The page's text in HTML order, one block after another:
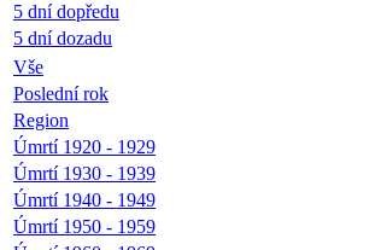
5 dní dopředu
5 dní dozadu
Vše
Poslední rok
Region
Úmrtí 1920 - 1929
Úmrtí 1930 - 1939
Úmrtí 1940 - 1949
Úmrtí 1950 - 1959